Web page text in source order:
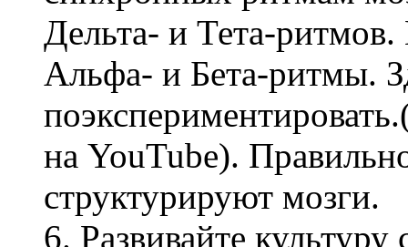
Дельта- и Тета-
Альфа- и Бета-ритмы.
на YouTube).
структурируют мозги.
6. Развивайте